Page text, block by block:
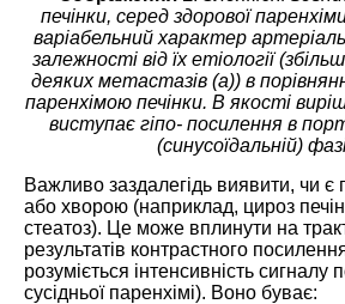
печінки, серед здорової
варіабельний характер
залежності від їх етіології
деяких метастазів (a)) в
паренхімою печінки. В якості
виступає гіпо- посиленняв
(синусоїдальній)
Важливо заздалегідь виявити, чи є
або хворою (наприклад, цироз
стеатоз). Це може вплинути на
результатів контрастного
розуміється інтенсивність
сусідньої паренхімі). Воно буває: